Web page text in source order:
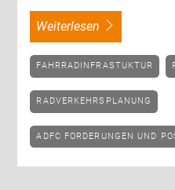
weiterlesen
FAHRRADINFRASTUKTUR
RADVERKEHRSPLANUNG
ADFC FORDERUNGEN UND